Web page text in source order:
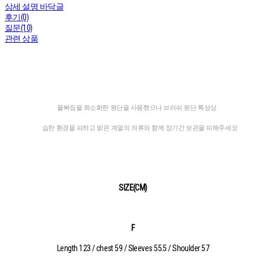
상세 설명 바닥글
후기(0)
질문(10)
관련 상품
물빠짐을 최소화한 원단을 사용했으나 브러쉬 원단 특성상
습한 환경을 피하고 밝은 계열의 의류와 함께 장기간 보괸을 피해주세요
SIZE(CM)
F
Length 123 / chest 59 / Sleeves 55.5 / Shoulder 57